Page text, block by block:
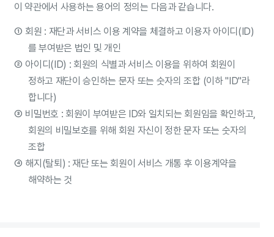
이 약관에서 사용하는 용어의 정의는 다음과 같습니다.
① 회원 : 재단과 서비스 이용 계약을 체결하고 이용자 아이디(ID)
를 부여받은 법인 및 개인
② 아이디(ID) : 회원의 식별과 서비스 이용을 위하여 회원이
정하고 재단이 승인하는 문자 또는 숫자의 조합 (이하 "ID"라
합니다)
③ 비밀번호 : 회원이 부여받은 ID와 일치되는 회원임을 확인하고,
회원의 비밀보호를 위해 회원 자신이 정한 문자 또는 숫자의
조합
④ 해지(탈퇴) : 재단 또는 회원이 서비스 개통 후 이용계약을
해약하는 것